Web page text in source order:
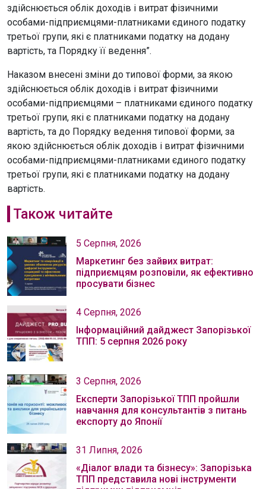
здійснюється облік доходів і витрат фізичними
особами-підприємцями-платниками єдиного податку
третьої групи, які є платниками податку на додану
вартість, та Порядку її ведення”.
Наказом внесені зміни до типової форми, за якою
здійснюється облік доходів і витрат фізичними
особами-підприємцями – платниками єдиного податку
третьої групи, які є платниками податку на додану
вартість, та до Порядку ведення типової форми, за
якою здійснюється облік доходів і витрат фізичними
особами-підприємцями-платниками єдиного податку
третьої групи, які є платниками податку на додану
вартість.
Також читайте
5 Серпня, 2026
Маркетинг без зайвих витрат:
підприємцям розповіли, як ефективно
просувати бізнес
4 Серпня, 2026
Інформаційний дайджест Запорізької
ТПП: 5 серпня 2026 року
3 Серпня, 2026
Експерти Запорізької ТПП пройшли
навчання для консультантів з питань
експорту до Японії
31 Липня, 2026
«Діалог влади та бізнесу»: Запорізька
ТПП представила нові інструменти